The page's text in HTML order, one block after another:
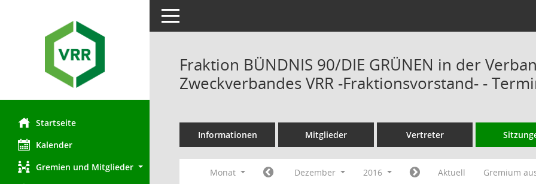
Startseite
Kalender
Gremien und Mitglieder
Toggle navigation
Fraktion BÜNDNIS 90/DIE GRÜNEN in der
Zweckverbandes VRR -Fraktionsvorstand- -
Informationen Mitglieder Vertreter
Monat Dezember 2016 Aktuell Gremium